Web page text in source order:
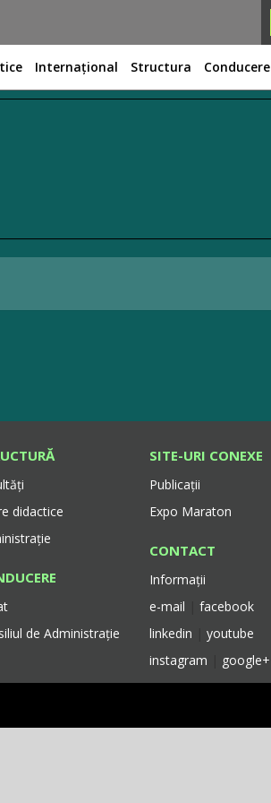
Internațional Structura Conducere
didactice
de Administrație
SITE-URI CONEXE
Publicații
Expo Maraton
CONTACT
Informații
e-mail
facebook
linkedin
youtube
instagram
google+